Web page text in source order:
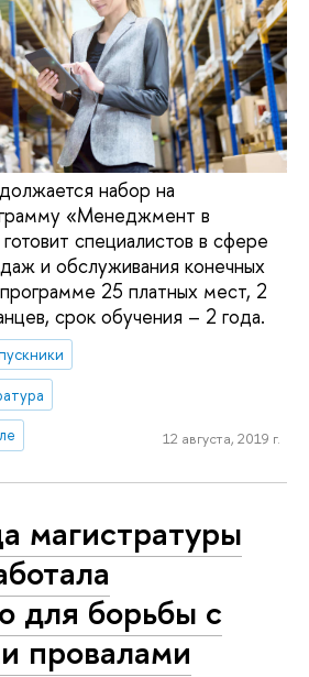
набор на
«Менеджмент в
специалистов в сфере
и обслуживания конечных
25 платных мест, 2
срок обучения – 2 года.
12 августа, 2019 г.
магистратуры
для борьбы с
провалами